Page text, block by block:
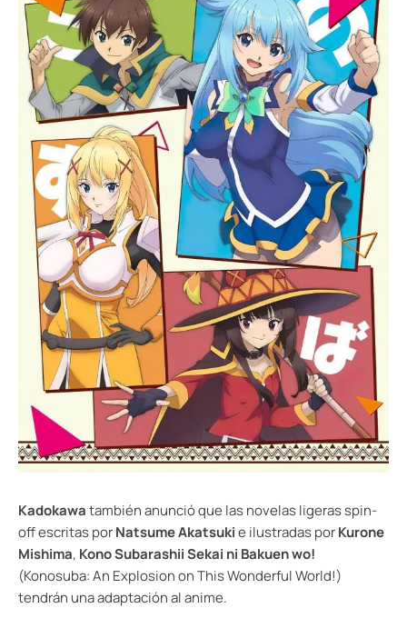
Kadokawatambién anunció que las novelas ligeras spin-
off escritas porNatsume Akatsukie ilustradas porKurone
Mishima, Kono Subarashii Sekai ni Bakuen wo!
(Konosuba: An Explosion on This Wonderful World!)
tendrán una adaptación al anime.